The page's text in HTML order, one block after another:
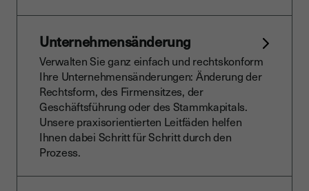
Unternehmensänderung
Verwalten Sie ganz einfach und rechtskonform
Ihre Unternehmensänderungen: Änderung der
Rechtsform, des Firmensitzes, der
Geschäftsführung oder des Stammkapitals.
Unsere praxisorientierten Leitfäden helfen
Ihnen dabei Schritt für Schritt durch den
Prozess.